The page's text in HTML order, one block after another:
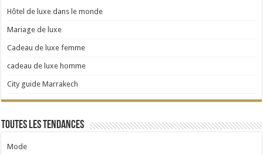
Hôtel de luxe dans le monde
Mariage de luxe
Cadeau de luxe femme
cadeau de luxe homme
City guide Marrakech
Toutes les tendances
Mode